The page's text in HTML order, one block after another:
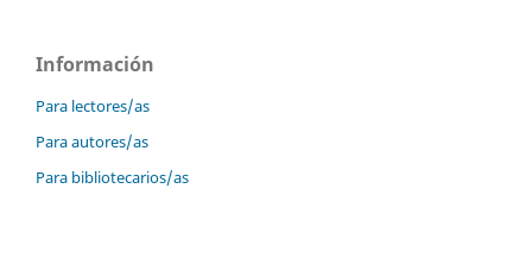
Información
Para lectores/as
Para autores/as
Para bibliotecarios/as